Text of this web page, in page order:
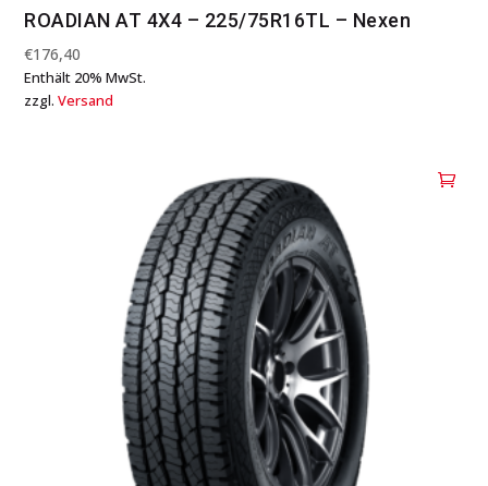
ROADIAN AT 4X4 – 225/75R16TL – Nexen
€176,40
Enthält 20% MwSt.
zzgl.Versand